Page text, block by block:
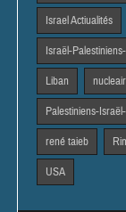
Israel Actiualités
Israël-
Liban
Palestiniens-
rené taieb
USA